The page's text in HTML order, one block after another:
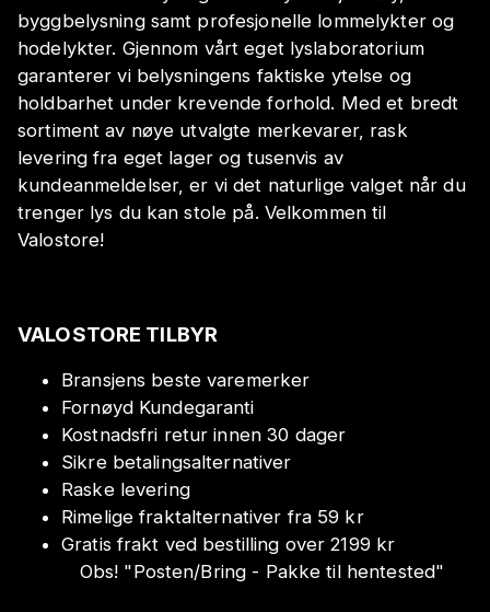
byggbelysning samt profesjonelle lommelykter og
hodelykter. Gjennom vårt eget lyslaboratorium
garanterer vi belysningens faktiske ytelse og
holdbarhet under krevende forhold. Med et bredt
sortiment av nøye utvalgte merkevarer, rask
levering fra eget lager og tusenvis av
kundeanmeldelser, er vi det naturlige valget når du
trenger lys du kan stole på. Velkommen til
Valostore!
VALOSTORE TILBYR
Bransjens beste varemerker
Fornøyd Kundegaranti
Kostnadsfri retur innen 30 dager
Sikre betalingsalternativer
Raske levering
Rimelige fraktalternativer fra 59 kr
Gratis frakt ved bestilling over 2199 kr
Obs! "Posten/Bring - Pakke til hentested"